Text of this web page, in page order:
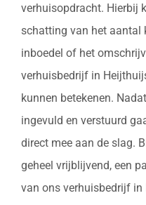
verhuisopdracht. Hierbij
schatting van het aantal
inboedel of het
verhuisbedrijf in
kunnen betekenen.
ingevuld en verstuurd
direct mee aan de slag.
geheel vrijblijvend, een
van ons verhuisbedrijf in